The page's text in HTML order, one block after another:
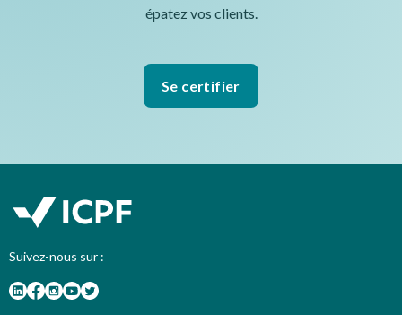
épatez vos clients.
Se certifier
Suivez-nous sur :